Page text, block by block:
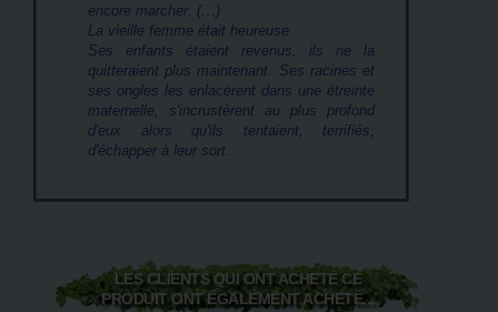
encore marcher. (…)
La vieille femme était heureuse.
Ses enfants étaient revenus, ils ne la
quitteraient plus maintenant. Ses racines et
ses ongles les enlacèrent dans une étreinte
maternelle, s'incrustèrent au plus profond
d'eux alors qu'ils tentaient, terrifiés,
d'échapper à leur sort.
LES CLIENTS QUI ONT ACHETÉ CE
PRODUIT ONT ÉGALEMENT ACHETÉ...